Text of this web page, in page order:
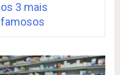
os 3 mais
famosos